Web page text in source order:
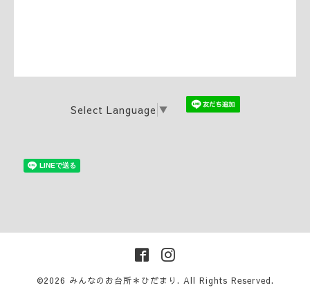
Select Language ▼
©2026 みんなのお台所＊ひだまり . All Rights Reserved.